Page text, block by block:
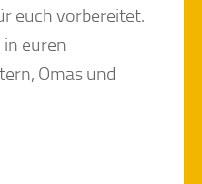
euch vorbereitet.
euren
Omas und